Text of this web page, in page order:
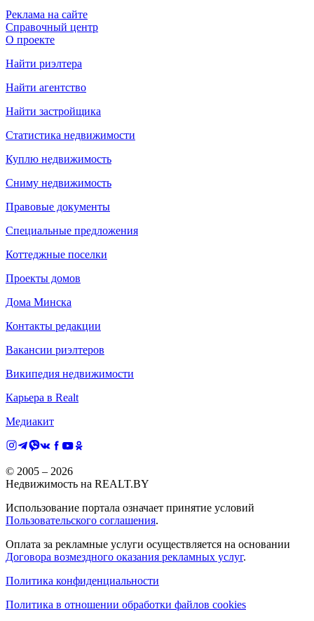
Реклама на сайте
Справочный центр
О проекте
Найти риэлтера
Найти агентство
Найти застройщика
Статистика недвижимости
Куплю недвижимость
Сниму недвижимость
Правовые документы
Специальные предложения
Коттеджные поселки
Проекты домов
Дома Минска
Контакты редакции
Вакансии риэлтеров
Википедия недвижимости
Карьера в Realt
Медиакит
© 2005 – 2026
Недвижимость на REALT.BY
Использование портала означает принятие условий
Пользовательского соглашения.
Оплата за рекламные услуги осуществляется на основании
Договора возмездного оказания рекламных услуг.
Политика конфиденциальности
Политика в отношении обработки файлов cookies